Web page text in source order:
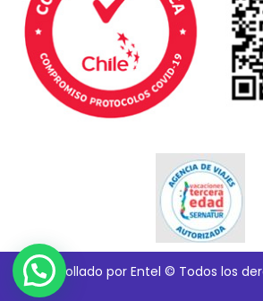
Desarrollado por Entel © Todos los